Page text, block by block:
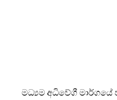
මධ්‍යම අධිවේගී